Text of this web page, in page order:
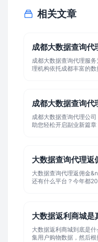
相关文章
成都大数据查询代理服
理机构依托成都丰富的
松开启副业新篇章，实
成都大数据查询代理公
助您轻松开启副业新篇
大数据查询代理返
大数据查询代理返佣金
还有什么平台？今年都
请。所以需求也会有。不
对方是否有很多网贷，不
的作用。今天我们来主
台。
大数据返利商城是
大数据返利商城到底是
集用户购物数据，然后